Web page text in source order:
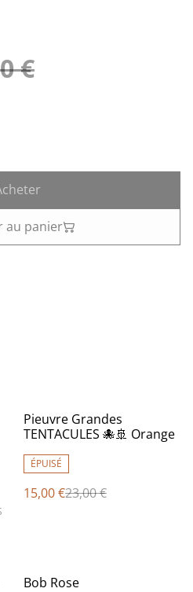
€
au panier
%
Pieuvre Grandes
TENTACULES 🐙🚢 Orange
ÉPUISÉ
15,00 €23,00 €
Bob Rose